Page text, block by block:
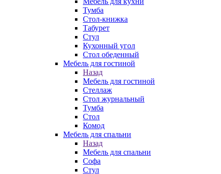
Тумба
Стол-книжка
Табурет
Стул
Кухонный угол
Стол обеденный
Мебель для гостиной
Назад
Мебель для гостиной
Стеллаж
Стол журнальный
Тумба
Стол
Комод
Мебель для спальни
Назад
Мебель для спальни
Софа
Стул